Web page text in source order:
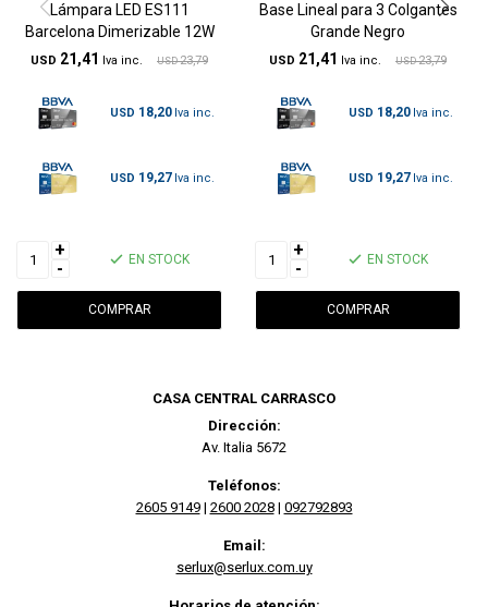
Lámpara LED ES111
Barcelona Dimerizable 12W
USD 21,41 USD 23,79
USD 18,20
USD 19,27
+
-
EN STOCK
Base Lineal para 3 Colgantes
Grande Negro
USD 21,41 USD 23,79
USD 18,20
USD 19,27
+
-
EN STOCK
CASA CENTRAL CARRASCO
Dirección:
Av. Italia 5672
Teléfonos:
2605 9149| 2600 2028| 092792893
Email:
serlux@serlux.com.uy